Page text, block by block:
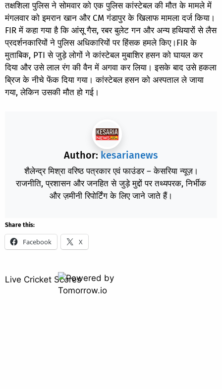
तक्षशिला पुलिस ने सोमवार को एक पुलिस कांस्टेबल की मौत के मामले में
मंगलवार को इमरान खान और CM गंडापुर के खिलाफ मामला दर्ज किया।
FIR में कहा गया है कि आंसू गैस, रबर बुलेट गन और अन्य हथियारों से लैस
प्रदर्शनकारियों ने पुलिस अधिकारियों पर हिंसक हमले किए।FIR के
मुताबिक, PTI से जुड़े लोगों ने कांस्टेबल मुबाशिर हसन को घायल कर
दिया और उसे लाल रंग की वैन में अगवा कर लिया। इसके बाद उसे हकला
ब्रिज के नीचे फेंक दिया गया। कांस्टेबल हसन को अस्पताल ले जाया
गया, लेकिन उसकी मौत हो गई।
Author: kesarianews
शैलेन्द्र मिश्रा वरिष्ठ पत्रकार एवं फाउंडर – केसरिया न्यूज़।
राजनीति, प्रशासन और जनहित से जुड़े मुद्दों पर तथ्यपरक, निर्भीक
और ज़मीनी रिपोर्टिंग के लिए जाने जाते हैं।
Share this:
Facebook X
Live Cricket Scores